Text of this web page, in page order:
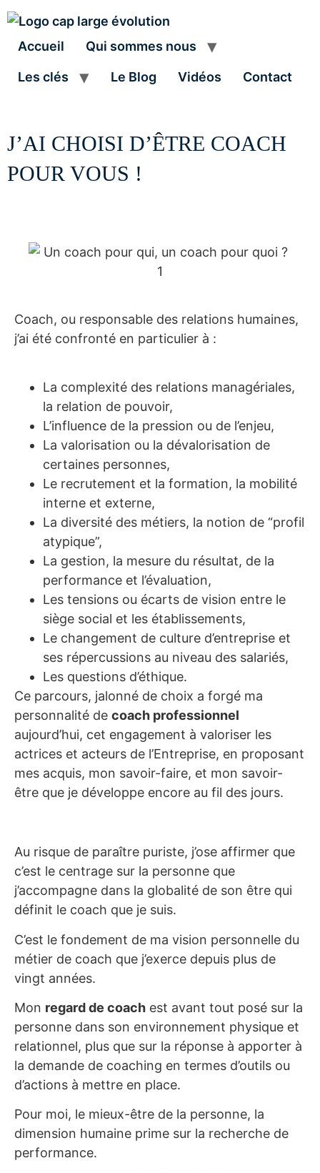
Accueil Qui sommes nous
Les clés Le Blog Vidéos Contact
J’AI CHOISI D’ÊTRE COACH
POUR VOUS !
Coach, ou responsable des relations humaines,
j’ai été confronté en particulier à :
La complexité des relations managériales,
la relation de pouvoir,
L’influence de la pression ou de l’enjeu,
La valorisation ou la dévalorisation de
certaines personnes,
Le recrutement et la formation, la mobilité
interne et externe,
La diversité des métiers, la notion de “profil
atypique”,
La gestion, la mesure du résultat, de la
performance et l’évaluation,
Les tensions ou écarts de vision entre le
siège social et les établissements,
Le changement de culture d’entreprise et
ses répercussions au niveau des salariés,
Les questions d’éthique.
Ce parcours, jalonné de choix a forgé ma
personnalité de coach professionnel
aujourd’hui, cet engagement à valoriser les
actrices et acteurs de l’Entreprise, en proposant
mes acquis, mon savoir-faire, et mon savoir-
être que je développe encore au fil des jours.
Au risque de paraître puriste, j’ose affirmer que
c’est le centrage sur la personne que
j’accompagne dans la globalité de son être qui
définit le coach que je suis.
C’est le fondement de ma vision personnelle du
métier de coach que j’exerce depuis plus de
vingt années.
Mon regard de coach est avant tout posé sur la
personne dans son environnement physique et
relationnel, plus que sur la réponse à apporter à
la demande de coaching en termes d’outils ou
d’actions à mettre en place.
Pour moi, le mieux-être de la personne, la
dimension humaine prime sur la recherche de
performance.